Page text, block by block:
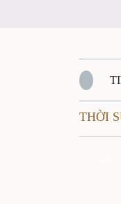
QUÊ
THỜI